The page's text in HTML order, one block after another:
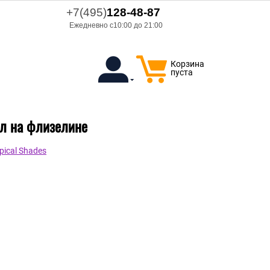
+7(495)128-48-87
Ежедневно с10:00 до 21:00
Корзина
пуста
на флизелине
Shades